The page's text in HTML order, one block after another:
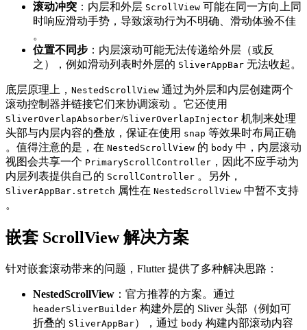
滚动冲突 ：内层和外层 ScrollView 可能在同一方向上同
时响应滑动手势，导致滚动行为不明确、滑动体验不佳
。
位置不同步 ：内层滚动可能无法传递给外层（或反
之），例如滑动列表时外层的 SliverAppBar 无法收起。
底层原理上， NestedScrollView 通过为外层和内层创建两个
滚动控制器并链接它们来协调滚动 。它还使用
SliverOverlapAbsorber/SliverOverlapInjector 机制来处理
头部与内层内容的叠放，保证在使用 snap 等效果时布局正确
。值得注意的是，在 NestedScrollView 的 body 中，内层滚动
视图会共享一个 PrimaryScrollController ，因此不应手动为
内层列表提供自己的 ScrollController 。另外，
SliverAppBar.stretch 属性在 NestedScrollView 中暂不支持
。
嵌套 ScrollView 解决方案
针对嵌套滚动带来的问题，Flutter 提供了多种解决思路：
NestedScrollView ：官方推荐的方案。通过
headerSliverBuilder 构建外层的 Sliver 头部（例如可
折叠的 SliverAppBar），通过 body 构建内部滚动内容